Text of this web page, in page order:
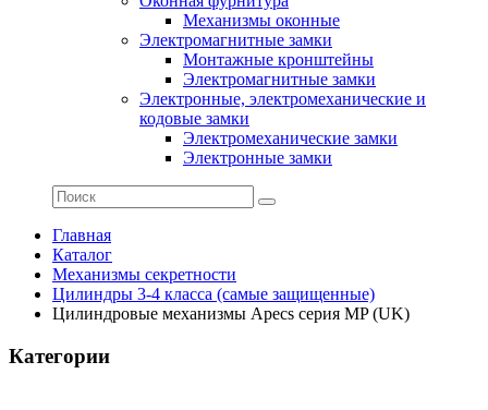
Механизмы оконные
Электромагнитные замки
Монтажные кронштейны
Электромагнитные замки
Электронные, электромеханические и
кодовые замки
Электромеханические замки
Электронные замки
Главная
Каталог
Механизмы секретности
Цилиндры 3-4 класса (самые защищенные)
Цилиндровые механизмы Apecs серия MP (UK)
Категории